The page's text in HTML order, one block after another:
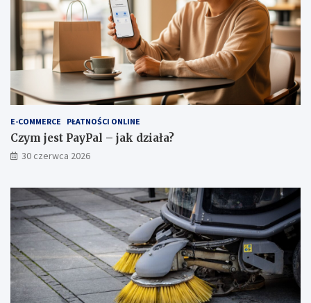
E-COMMERCE PŁATNOŚCI ONLINE
Czym jest PayPal – jak działa?
30 czerwca 2026